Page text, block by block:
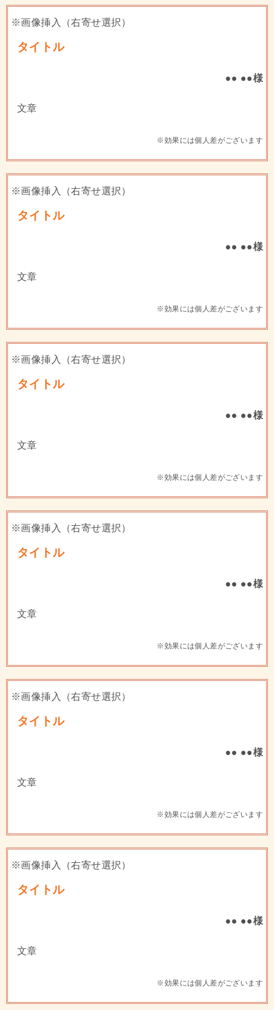
※画像挿入（右寄せ選択）
タイトル
●● ●●様
文章
※効果には個人差がございます
※画像挿入（右寄せ選択）
タイトル
●● ●●様
文章
※効果には個人差がございます
※画像挿入（右寄せ選択）
タイトル
●● ●●様
文章
※効果には個人差がございます
※画像挿入（右寄せ選択）
タイトル
●● ●●様
文章
※効果には個人差がございます
※画像挿入（右寄せ選択）
タイトル
●● ●●様
文章
※効果には個人差がございます
※画像挿入（右寄せ選択）
タイトル
●● ●●様
文章
※効果には個人差がございます